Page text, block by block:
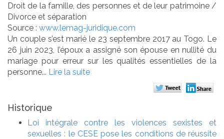
Droit de la famille, des personnes et de leur patrimoine/
Divorce et séparation
Source : www.lemag-juridique.com
Un couple s’est marié le 23 septembre 2017 au Togo. Le
26 juin 2023, l’époux a assigné son épouse en nullité du
mariage pour erreur sur les qualités essentielles de la
personne... Lire la suite
Historique
Loi intégrale contre les violences sexistes et
sexuelles : le CESE pose les conditions de réussite